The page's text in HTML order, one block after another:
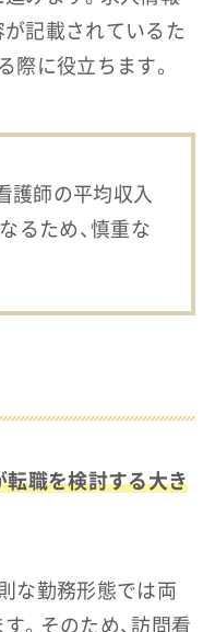
記載されているた
際に役立ちます。
護師の平均収入
るため、慎重な
転職を検討する大き
な勤務形態では両
。そのため、訪問看